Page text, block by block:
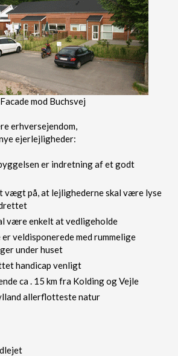
​Facade mod Buchsvej
erhversejendom,
ejerlejligheder:
er indretning af et godt
vægt på, at lejlighederne skal være lyse
være enkelt at vedligeholde
veldisponerede med rummelige
under huset
handicap venligt
ca . 15 km fra Kolding og Vejle
allerflotteste natur